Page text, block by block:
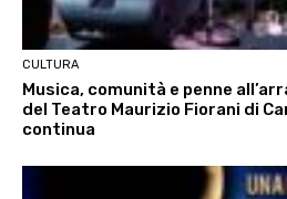
CULTURA
Musica, comunità e penne
del Teatro Maurizio Fiorani di
continua